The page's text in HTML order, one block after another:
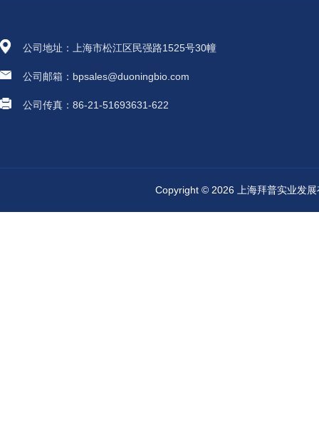
公司地址：上海市松江区民强路1525号30幢
公司邮箱：bpsales@duoningbio.com
公司传真：86-21-51693631-622
Copyright © 2026 上海拜普实业发